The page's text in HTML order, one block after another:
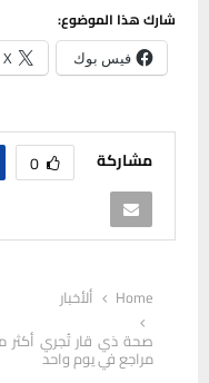
شارك هذا الموضوع:
فيس بوك X
مشاركة 0
Home
ألأخبار
مراجع في يوم واحد